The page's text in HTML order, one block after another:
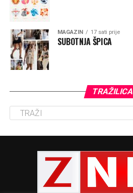
MAGAZIN 17 sati prije
SUBOTNJA ŠPICA
TRAŽILICA